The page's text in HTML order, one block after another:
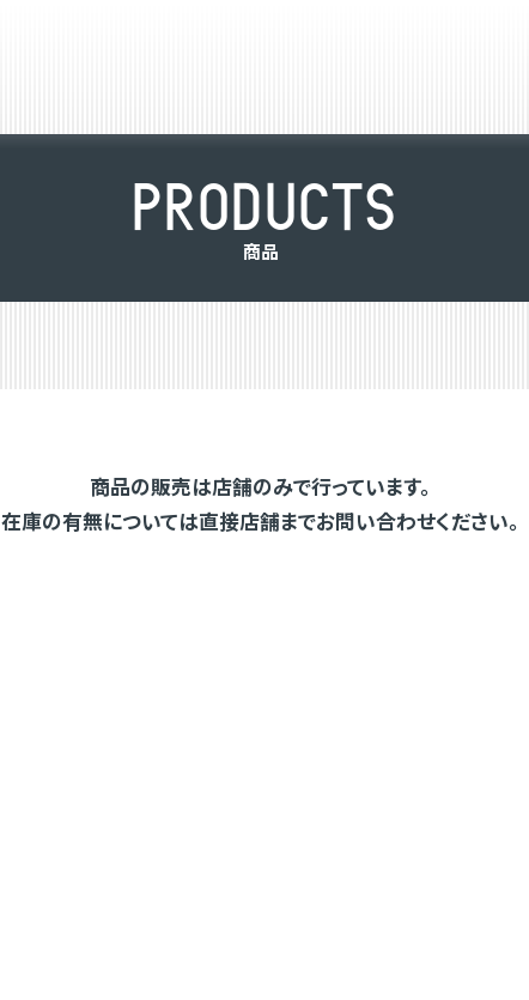
PRODUCTS
商品
商品の販売は店舗のみで行っています。
在庫の有無については直接店舗までお問い合わせください。